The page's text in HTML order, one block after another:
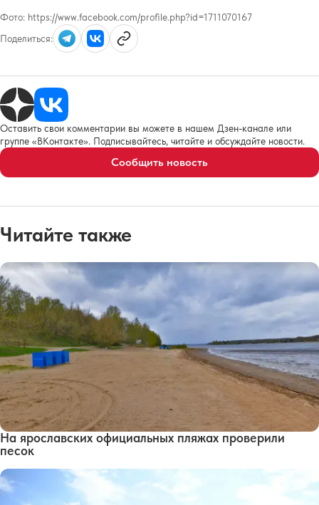
Фото: https://www.facebook.com/profile.php?id=1711070167
Поделиться:
Оставить свои комментарии вы можете в нашем Дзен-канале или
группе «ВКонтакте». Подписывайтесь, читайте и обсуждайте новости.
Сообщить новость
Читайте также
На ярославских официальных пляжах проверили
песок